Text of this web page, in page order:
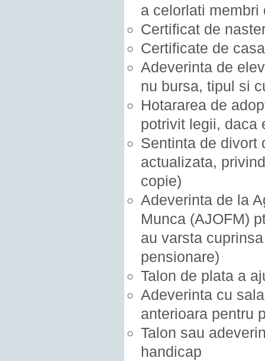
a celorlati
Certificat de
Certificate de
Adeverinta de
nu bursa, tipul si
Hotararea de
potrivit legii, daca
Sentinta de divort
actualizata,
copie)
Adeverinta de la
Munca (AJOFM)
au varsta
pensionare)
Talon de plata a
Adeverinta cu
anterioara pentru
Talon sau
handicap